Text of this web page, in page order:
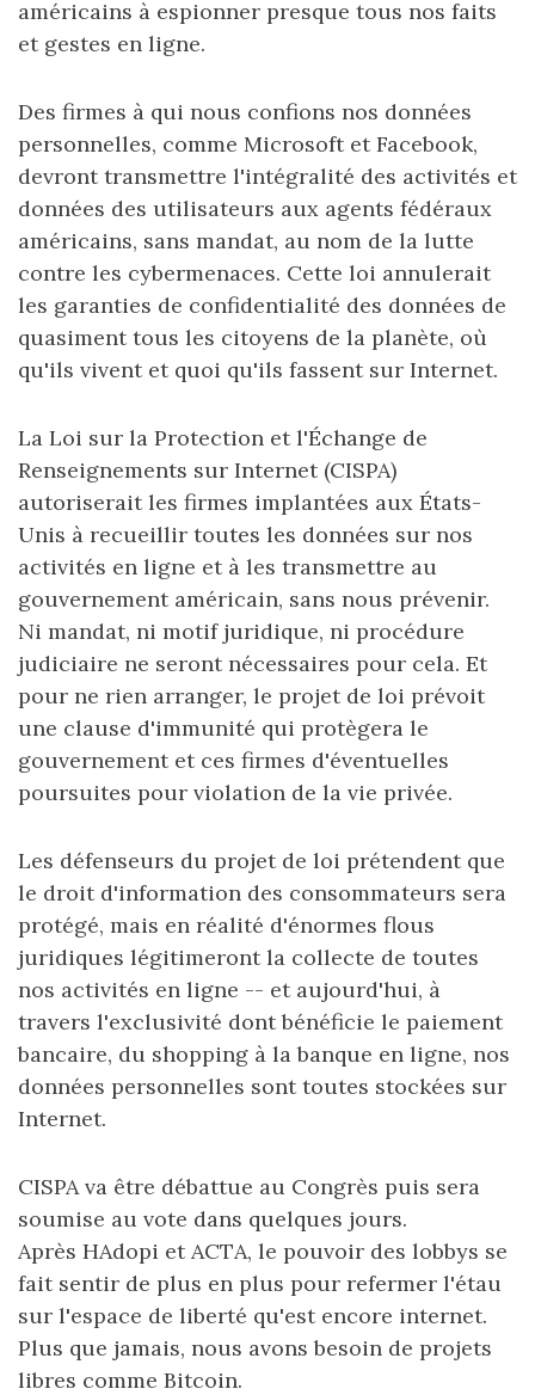
américains à espionner presque tous nos faits
et gestes en ligne.
Des firmes à qui nous confions nos données
personnelles, comme Microsoft et Facebook,
devront transmettre l'intégralité des activités et
données des utilisateurs aux agents fédéraux
américains, sans mandat, au nom de la lutte
contre les cybermenaces. Cette loi annulerait
les garanties de confidentialité des données de
quasiment tous les citoyens de la planète, où
qu'ils vivent et quoi qu'ils fassent sur Internet.
La Loi sur la Protection et l'Échange de
Renseignements sur Internet (CISPA)
autoriserait les firmes implantées aux États-
Unis à recueillir toutes les données sur nos
activités en ligne et à les transmettre au
gouvernement américain, sans nous prévenir.
Ni mandat, ni motif juridique, ni procédure
judiciaire ne seront nécessaires pour cela. Et
pour ne rien arranger, le projet de loi prévoit
une clause d'immunité qui protègera le
gouvernement et ces firmes d'éventuelles
poursuites pour violation de la vie privée.
Les défenseurs du projet de loi prétendent que
le droit d'information des consommateurs sera
protégé, mais en réalité d'énormes flous
juridiques légitimeront la collecte de toutes
nos activités en ligne -- et aujourd'hui, à
travers l'exclusivité dont bénéficie le paiement
bancaire, du shopping à la banque en ligne, nos
données personnelles sont toutes stockées sur
Internet.
CISPA va être débattue au Congrès puis sera
soumise au vote dans quelques jours.
Après HAdopi et ACTA, le pouvoir des lobbys se
fait sentir de plus en plus pour refermer l'étau
sur l'espace de liberté qu'est encore internet.
Plus que jamais, nous avons besoin de projets
libres comme Bitcoin.